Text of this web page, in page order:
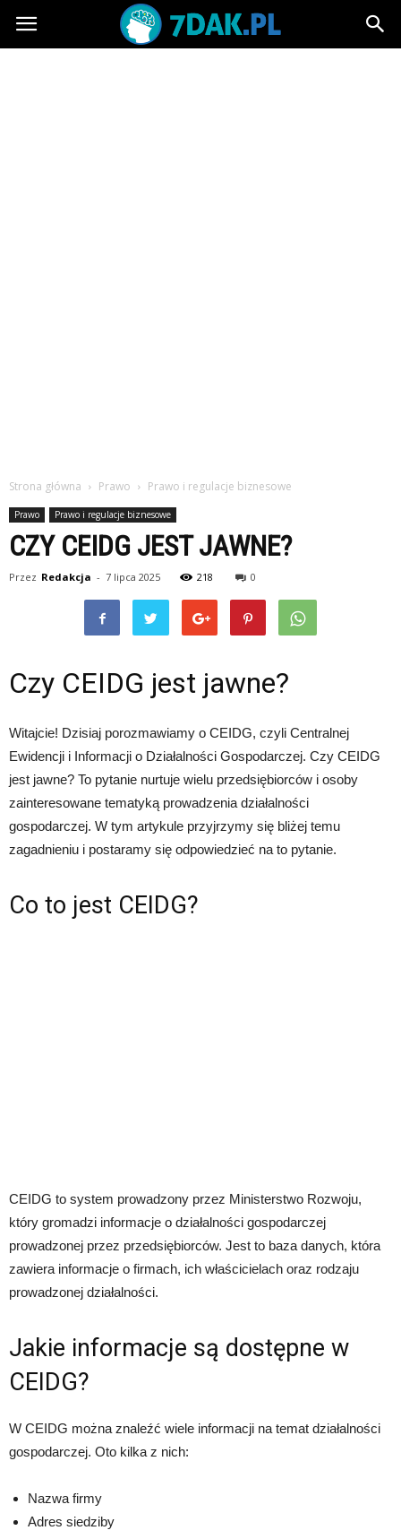
7dak.pl
Strona główna Prawo Prawo i regulacje biznesowe
Prawo Prawo i regulacje biznesowe
CZY CEIDG JEST JAWNE?
Przez Redakcja - 7 lipca 2025 218 0
Czy CEIDG jest jawne?
Witajcie! Dzisiaj porozmawiamy o CEIDG, czyli Centralnej
Ewidencji i Informacji o Działalności Gospodarczej. Czy CEIDG
jest jawne? To pytanie nurtuje wielu przedsiębiorców i osoby
zainteresowane tematyką prowadzenia działalności
gospodarczej. W tym artykule przyjrzymy się bliżej temu
zagadnieniu i postaramy się odpowiedzieć na to pytanie.
Co to jest CEIDG?
CEIDG to system prowadzony przez Ministerstwo Rozwoju,
który gromadzi informacje o działalności gospodarczej
prowadzonej przez przedsiębiorców. Jest to baza danych, która
zawiera informacje o firmach, ich właścicielach oraz rodzaju
prowadzonej działalności.
Jakie informacje są dostępne w
CEIDG?
W CEIDG można znaleźć wiele informacji na temat działalności
gospodarczej. Oto kilka z nich:
Nazwa firmy
Adres siedziby